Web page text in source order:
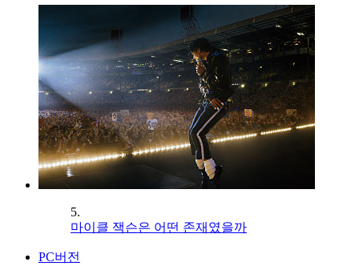
5.
마이클 잭슨은 어떤 존재였을까
PC버전